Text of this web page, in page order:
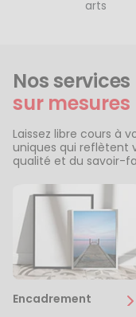
arts
Nos services
sur mesures
Laissez libre cours à
uniques qui reflètent
qualité et du savoir-
Encadrement